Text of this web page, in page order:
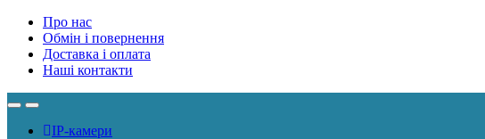
Про нас
Обмін і повернення
Доставка і оплата
Наші контакти
IP-камери